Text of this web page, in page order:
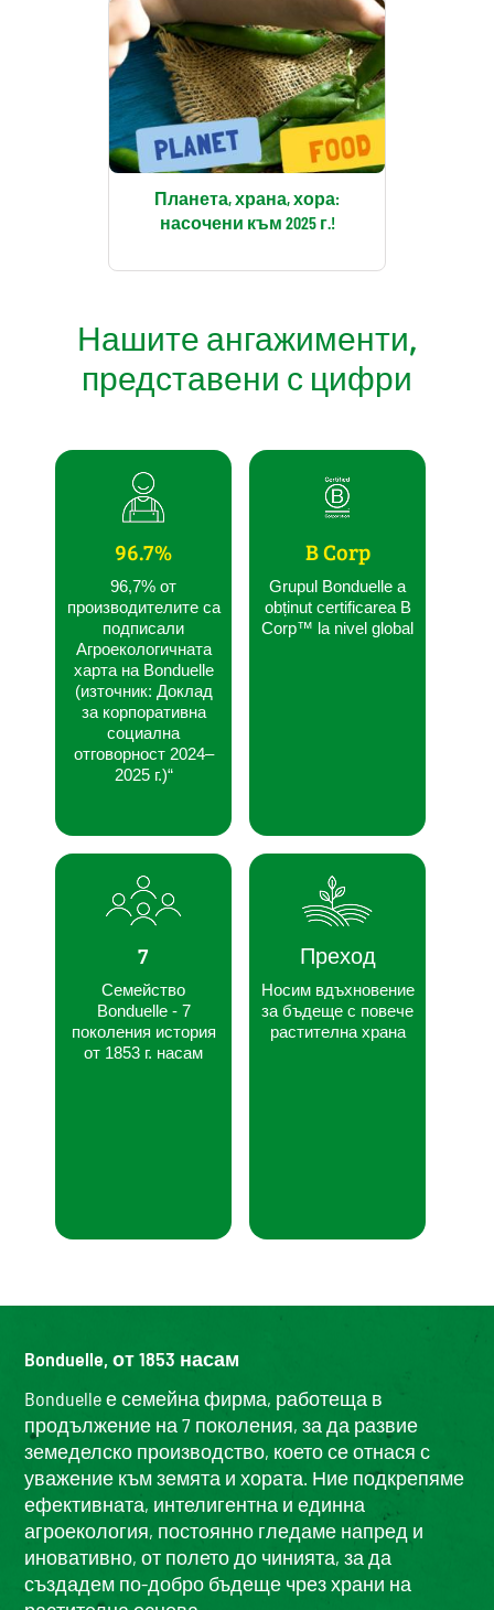
Планета, храна, хора:
насочени към 2025 г.!
Нашите ангажименти,
представени с цифри
96.7%
96,7% от
производителите са
подписали
Агроекологичната
харта на Bonduelle
(източник: Доклад
за корпоративна
социална
отговорност 2024–
2025 г.)“
7
Семейство
Bonduelle - 7
поколения история
от 1853 г. насам
B Corp
Grupul Bonduelle a
obținut certificarea B
Corp™ la nivel global
Преход
Носим вдъхновение
за бъдеще с повече
растителна храна
Bonduelle, от 1853 насам
Bonduelle е семейна фирма, работеща в
продължение на 7 поколения, за да развие
земеделско производство, което се отнася с
уважение към земята и хората. Ние подкрепяме
ефективната, интелигентна и единна
агроекология, постоянно гледаме напред и
иновативно, от полето до чинията, за да
създадем по-добро бъдеще чрез храни на